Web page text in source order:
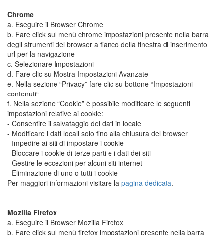
Chrome
a. Eseguire il Browser Chrome
b. Fare click sul menù chrome impostazioni presente nella barra
degli strumenti del browser a fianco della finestra di inserimento
url per la navigazione
c. Selezionare Impostazioni
d. Fare clic su Mostra Impostazioni Avanzate
e. Nella sezione “Privacy” fare clic su bottone “Impostazioni
contenuti“
f. Nella sezione “Cookie” è possibile modificare le seguenti
impostazioni relative ai cookie:
- Consentire il salvataggio dei dati in locale
- Modificare i dati locali solo fino alla chiusura del browser
- Impedire ai siti di impostare i cookie
- Bloccare i cookie di terze parti e i dati dei siti
- Gestire le eccezioni per alcuni siti internet
- Eliminazione di uno o tutti i cookie
Per maggiori informazioni visitare la pagina dedicata.
Mozilla Firefox
a. Eseguire il Browser Mozilla Firefox
b. Fare click sul menù firefox impostazioni presente nella barra